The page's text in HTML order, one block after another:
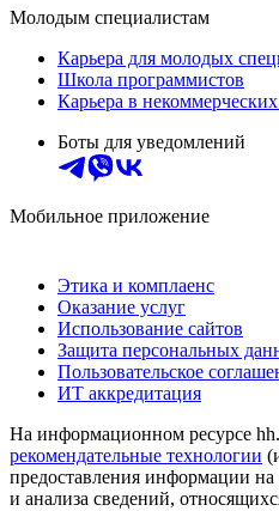
Молодым специалистам
Карьера для молодых
Школа программистов
Карьера в
Боты для уведомлений
Мобильное приложение
Этика и комплаенс
Оказание услуг
Использование сайтов
Защита персональных
Пользовательское
ИТ аккредитация
На информационном ресурсе
рекомендательные технологии
предоставления информации на
и анализа сведений,